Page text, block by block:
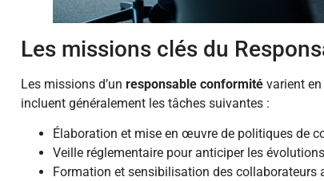
Les missions clés du
Les missions d’un responsable conformité varient
incluent généralement les tâches suivantes :
Élaboration et mise en œuvre de politiques de
Veille réglementaire pour anticiper les
Formation et sensibilisation des collaborateurs